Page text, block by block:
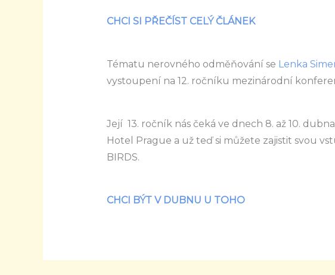
CHCI SI PŘEČÍST CELÝ ČLÁNEK
Tématu nerovného odměňování se Lenka
vystoupení na 12. ročníku mezinárodní
Její 13. ročník nás čeká ve dnech 8. až 10.
Hotel Prague a už teď si můžete zajistit svou
BIRDS.
CHCI BÝT V DUBNU U TOHO